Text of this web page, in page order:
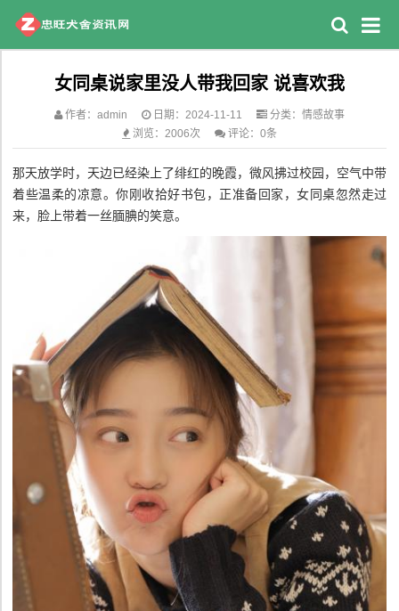
女同桌说家里没人带我回家 说喜欢我
作者：admin 日期：2024-11-11 分类： 情感故事
浏览：2006次
评论：0条
那天放学时，天边已经染上了绯红的晚霞，微风拂过校园，空气中带
着些温柔的凉意。你刚收拾好书包，正准备回家，女同桌忽然走过
来，脸上带着一丝腼腆的笑意。